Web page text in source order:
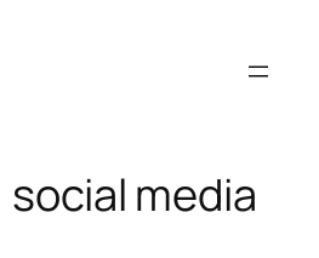
social media